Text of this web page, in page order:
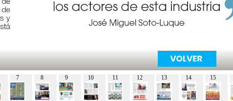
7 8 9 10 11 12 13 14 15